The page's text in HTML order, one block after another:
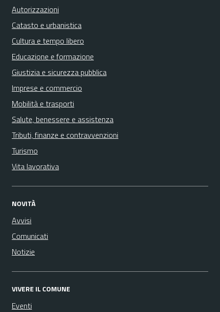
Autorizzazioni
Catasto e urbanistica
Cultura e tempo libero
Educazione e formazione
Giustizia e sicurezza pubblica
Imprese e commercio
Mobilità e trasporti
Salute, benessere e assistenza
Tributi, finanze e contravvenzioni
Turismo
Vita lavorativa
NOVITÀ
Avvisi
Comunicati
Notizie
VIVERE IL COMUNE
Eventi